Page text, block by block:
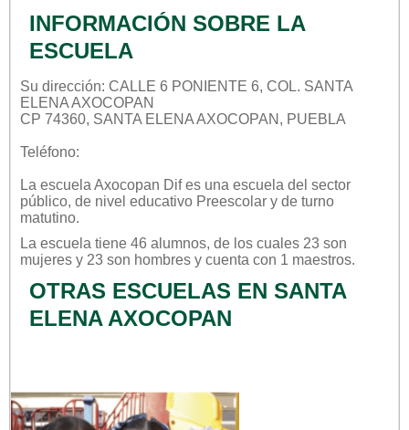
INFORMACIÓN SOBRE LA
ESCUELA
Su dirección: CALLE 6 PONIENTE 6, COL. SANTA
ELENA AXOCOPAN
CP 74360, SANTA ELENA AXOCOPAN, PUEBLA
Teléfono:
La escuela Axocopan Difes una escuela del sector
público, de nivel educativo Preescolar y de turno
matutino.
La escuela tiene 46 alumnos, de los cuales 23 son
mujeres y 23 son hombres y cuenta con 1 maestros.
OTRAS ESCUELAS EN SANTA
ELENA AXOCOPAN